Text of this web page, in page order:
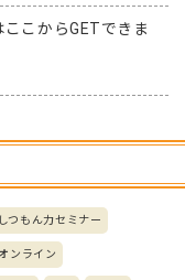
こからGETできま
しつもん力セミナー
ンライン